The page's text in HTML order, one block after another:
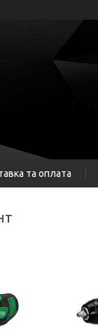
та оплата